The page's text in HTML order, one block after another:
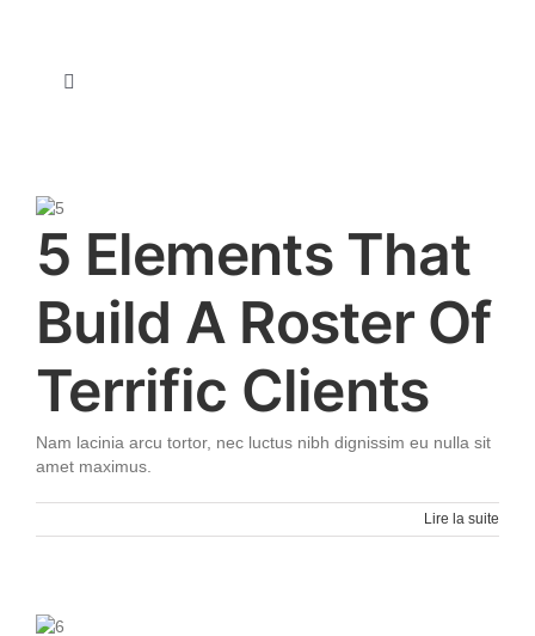
Toggle
Notre équipe
Nous contacter
Rejoignez-nous !
5 Elements That
Build A Roster Of
Terrific Clients
Nam lacinia arcu tortor, nec luctus nibh dignissim eu nulla sit
amet maximus.
Lire la suite